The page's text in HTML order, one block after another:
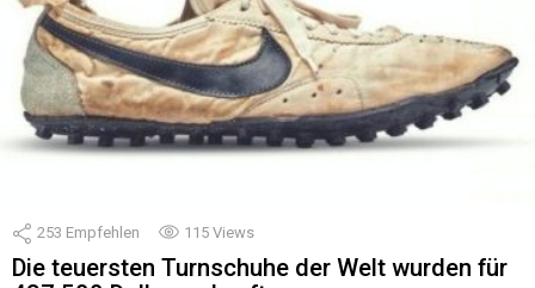
253 Empfehlen 115 Views
Die teuersten Turnschuhe der Welt wurden für